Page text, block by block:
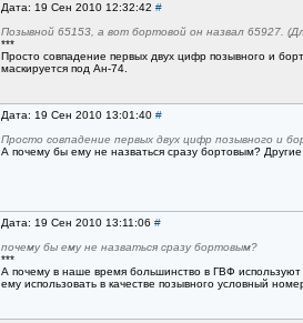
Дата: 19 Сен 2010 12:32:42 #
Позывной 65153, а вот бортовой он назвал 65927.
***
Просто совпадение первых двух цифр позывного и
маскируется под Ан-74.
Дата: 19 Сен 2010 13:01:40 #
Просто совпадение первых двух цифр позывного и
А почему бы ему не назваться сразу бортовым?
Дата: 19 Сен 2010 13:11:06 #
почему бы ему не назваться сразу бортовым?
***
А почему в наше время большинство в ГВФ
ему использовать в качестве позывного условный